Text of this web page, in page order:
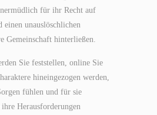
für ihr Recht auf
einen unauslöschlichen
Gemeinschaft hinterließen.
Sie feststellen, online Sie
hineingezogen werden,
fühlen und für sie
Herausforderungen